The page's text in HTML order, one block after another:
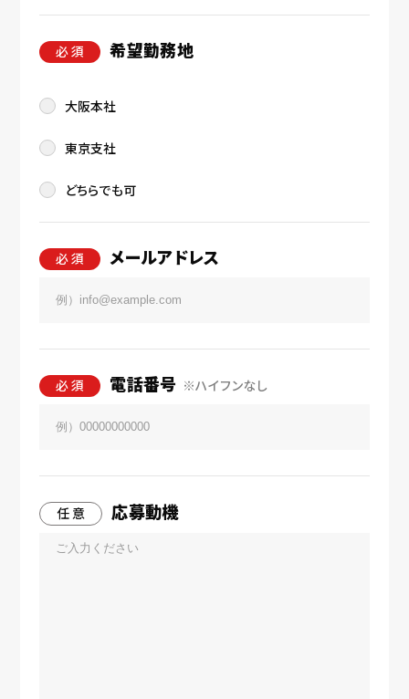
必 須 希望勤務地
大阪本社
東京支社
どちらでも可
必 須 メールアドレス
必 須 電話番号 ※ハイフンなし
任 意 応募動機